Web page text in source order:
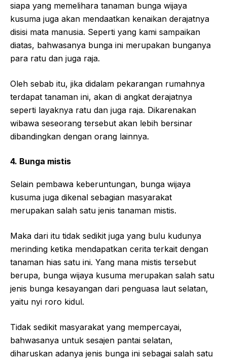
siapa yang memelihara tanaman bunga wijaya
kusuma juga akan mendaatkan kenaikan derajatnya
disisi mata manusia. Seperti yang kami sampaikan
diatas, bahwasanya bunga ini merupakan bunganya
para ratu dan juga raja.
Oleh sebab itu, jika didalam pekarangan rumahnya
terdapat tanaman ini, akan di angkat derajatnya
seperti layaknya ratu dan juga raja. Dikarenakan
wibawa seseorang tersebut akan lebih bersinar
dibandingkan dengan orang lainnya.
4. Bunga mistis
Selain pembawa keberuntungan, bunga wijaya
kusuma juga dikenal sebagian masyarakat
merupakan salah satu jenis tanaman mistis.
Maka dari itu tidak sedikit juga yang bulu kudunya
merinding ketika mendapatkan cerita terkait dengan
tanaman hias satu ini. Yang mana mistis tersebut
berupa, bunga wijaya kusuma merupakan salah satu
jenis bunga kesayangan dari penguasa laut selatan,
yaitu nyi roro kidul.
Tidak sedikit masyarakat yang mempercayai,
bahwasanya untuk sesajen pantai selatan,
diharuskan adanya jenis bunga ini sebagai salah satu